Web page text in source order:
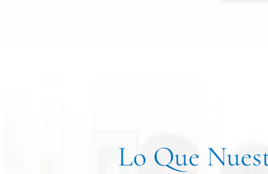
Lo Que